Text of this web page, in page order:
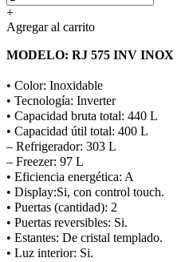
+
Agregar al carrito
MODELO: RJ 575 INV INOX
• Color: Inoxidable
• Tecnología: Inverter
• Capacidad bruta total: 440 L
• Capacidad útil total: 400 L
– Refrigerador: 303 L
– Freezer: 97 L
• Eficiencia energética: A
• Display:Si, con control touch.
• Puertas (cantidad): 2
• Puertas reversibles: Si.
• Estantes: De cristal templado.
• Luz interior: Si.